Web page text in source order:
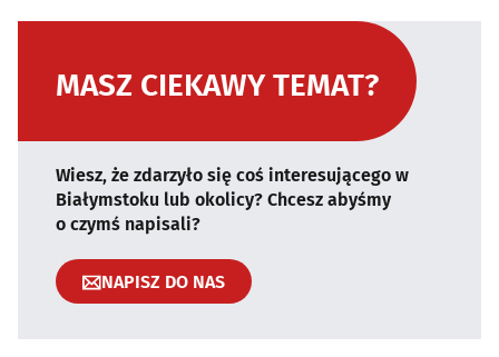
MASZ CIEKAWY TEMAT?
Wiesz, że zdarzyło się coś interesującego w
Białymstoku lub okolicy? Chcesz abyśmy
o czymś napisali?
NAPISZ DO NAS